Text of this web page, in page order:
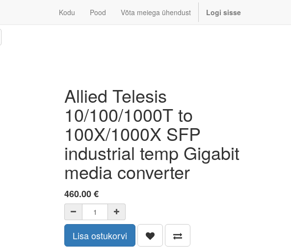
Kodu Pood Võta meiega ühendust Logi sisse
Allied Telesis
10/100/1000T to
100X/1000X SFP
industrial temp Gigabit
media converter
460.00€
Lisa ostukorvi